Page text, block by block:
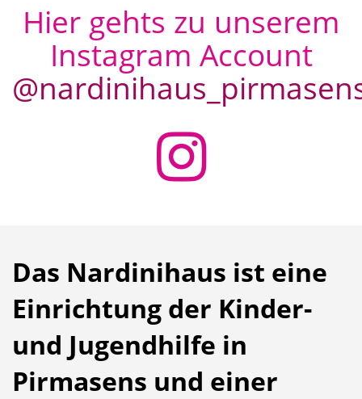
Hier gehts zu unserem
Instagram Account
Das Nardinihaus ist eine
Einrichtung der Kinder-
und Jugendhilfe in
Pirmasens und einer